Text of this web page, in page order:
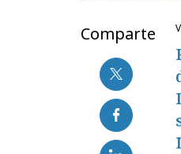
Comparte